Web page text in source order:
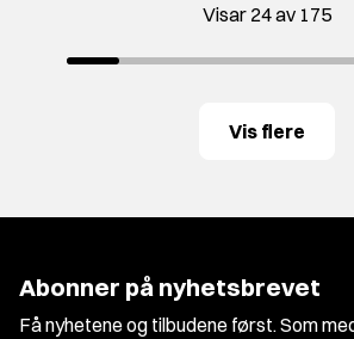
Visar 24 av 175
Vis flere
Abonner på nyhetsbrevet
Få nyhetene og tilbudene først. Som